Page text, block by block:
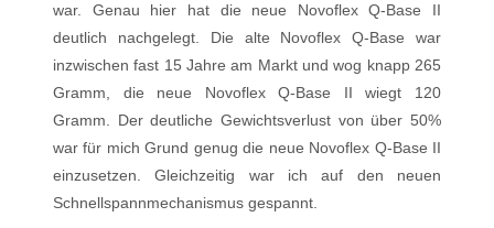
war. Genau hier hat die neue Novoflex Q-Base II
deutlich nachgelegt. Die alte Novoflex Q-Base war
inzwischen fast 15 Jahre am Markt und wog knapp 265
Gramm, die neue Novoflex Q-Base II wiegt 120
Gramm. Der deutliche Gewichtsverlust von über 50%
war für mich Grund genug die neue Novoflex Q-Base II
einzusetzen. Gleichzeitig war ich auf den neuen
Schnellspannmechanismus gespannt.